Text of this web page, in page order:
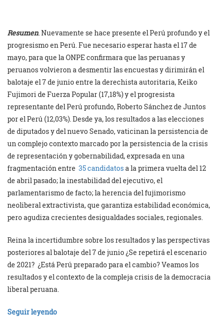
Resumen. Nuevamente se hace presente el Perú profundo y el
progresismo en Perú. Fue necesario esperar hasta el 17 de
mayo, para que la ONPE confirmara que las peruanas y
peruanos volvieron a desmentir las encuestas y dirimirán el
balotaje el 7 de junio entre la derechista autoritaria, Keiko
Fujimori de Fuerza Popular (17,18%) y el progresista
representante del Perú profundo, Roberto Sánchez de Juntos
por el Perú (12,03%). Desde ya, los resultados a las elecciones
de diputados y del nuevo Senado, vaticinan la persistencia de
un complejo contexto marcado por la persistencia de la crisis
de representación y gobernabilidad, expresada en una
fragmentación entre 35 candidatosa la primera vuelta del 12
de abril pasado; la inestabilidad del ejecutivo, el
parlamentarismo de facto; la herencia del fujimorismo
neoliberal extractivista, que garantiza estabilidad económica,
pero agudiza crecientes desigualdades sociales, regionales.
Reina la incertidumbre sobre los resultados y las perspectivas
posteriores al balotaje del 7 de junio ¿Se repetirá el escenario
de 2021? ¿Está Perú preparado para el cambio? Veamos los
resultados y el contexto de la compleja crisis de la democracia
liberal peruana.
Seguir leyendo